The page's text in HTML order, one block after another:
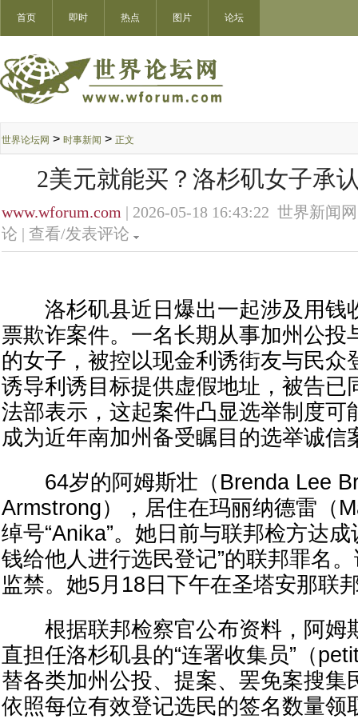
首页 即时 热点 图片 论坛
世界论坛网 > 时事新闻 > 正文
2美元就能买？洛杉矶女子承
www.wforum.com | 2026-05-18 16:43:22 世界新闻
论 | 查看/发表评论
洛杉矶县近日爆出一起涉及用钱
票欺诈案件。一名长期从事加州公投
的女子，被控以现金利诱街友与民众
诱导利诱目标提供虚假地址，被告已
法部表示，这起案件凸显选举制度可
成为近年南加州备受瞩目的选举诚信
64岁的阿姆斯壮（Brenda Lee
Armstrong），居住在玛丽纳德雷（
绰号“Anika”。她日前与联邦检方达
钱给他人进行选民登记”的联邦罪名
监禁。她5月18日下午在圣塔安那联
根据联邦检察官公布资料，阿姆
直担任洛杉矶县的“连署收集员”（
替各类加州公投、提案、罢免案搜集
依照每位有效登记选民的签名数量领